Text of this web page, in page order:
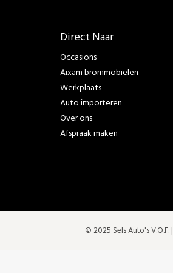
Direct Naar
Occasions
Aixam brommobielen
Werkplaats
Auto importeren
Over ons
Afspraak maken
© 2025 Sels Auto's V.O.F. |